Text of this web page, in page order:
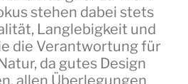
stehen dabei stets
Langlebigkeit und
die Verantwortung für
da gutes Design
allen Überlegungen